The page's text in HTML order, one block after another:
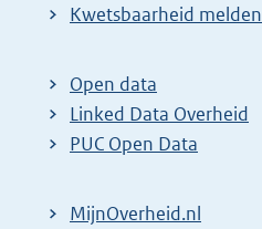
E
t
e
r
l
Kwetsbaarheid melden
Open data
Linked Data Overheid
PUC Open Data
MijnOverheid.nl